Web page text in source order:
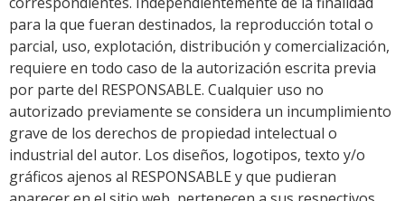
para la que fueran destinados, la reproducción total o
parcial, uso, explotación, distribución y comercialización,
requiere en todo caso de la autorización escrita previa
por parte del RESPONSABLE. Cualquier uso no
autorizado previamente se considera un incumplimiento
grave de los derechos de propiedad intelectual o
industrial del autor. Los diseños, logotipos, texto y/o
gráficos ajenos al RESPONSABLE y que pudieran